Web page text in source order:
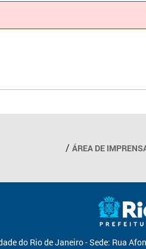
ÁREA DE
do Rio de Janeiro - Sede: Rua